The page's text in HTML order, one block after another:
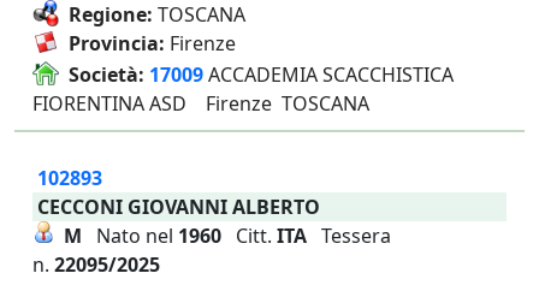
Regione: TOSCANA
Provincia: Firenze
Società: 17009ACCADEMIA SCACCHISTICA
FIORENTINA ASD Firenze TOSCANA
102893
CECCONI GIOVANNI ALBERTO
M Nato nel 1960 Citt. ITA Tessera
n. 22095/2025